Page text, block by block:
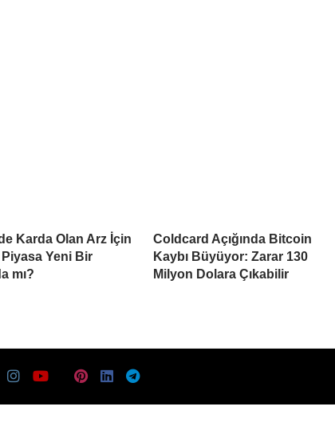
Karda Olan Arz İçin
Yeni Bir
mı?
Coldcard Açığında Bitcoin
Kaybı Büyüyor: Zarar 130
Milyon Dolara Çıkabilir